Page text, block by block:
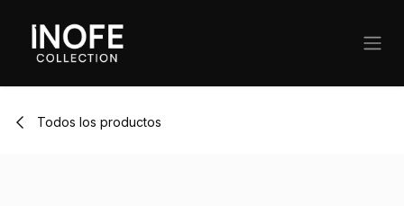
Todos los productos